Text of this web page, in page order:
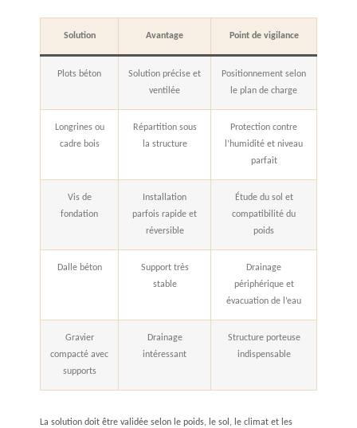
Solution Avantage Point de vigilance
Plots béton
Solution précise et
ventilée
Positionnement selon
le plan de charge
Longrines ou
cadre bois
Répartition sous
la structure
Protection contre
l’humidité et niveau
parfait
Vis de
fondation
Installation
parfois rapide et
réversible
Étude du sol et
compatibilité du
poids
Dalle béton
Support très
stable
Drainage
périphérique et
évacuation de l’eau
Gravier
compacté avec
supports
Drainage
intéressant
Structure porteuse
indispensable
La solution doit être validée selon le poids, le sol, le climat et les